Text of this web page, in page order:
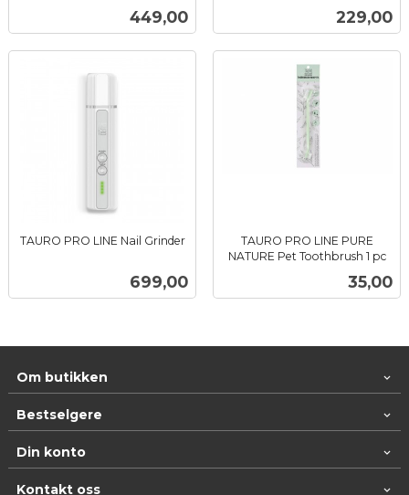
Pris
449,00 Pris
229,00
TAURO PRO LINE Nail Grinder
Pris
699,00
TAURO PRO LINE PURE
NATURE Pet Toothbrush 1 pc
Pris
35,00
Om butikken
Bestselgere
Din konto
Kontakt oss